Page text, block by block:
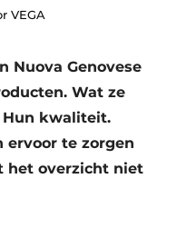
VEGA
Nuova Genovese
Wat ze
Hun kwaliteit.
ervoor te zorgen
het overzicht niet